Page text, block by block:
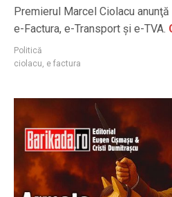
Premierul Marcel Ciolacu
e-Factura, e-Transport şi e-TVA.
Politică
ciolacu, e factura